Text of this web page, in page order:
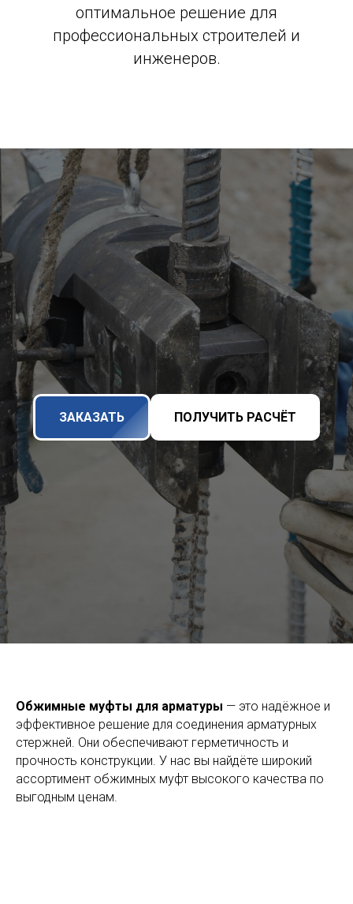
оптимальное решение для
профессиональных строителей и
инженеров.
ЗАКАЗАТЬ ПОЛУЧИТЬ РАСЧЁТ
Обжимные муфты для арматуры — это надёжное и
эффективное решение для соединения арматурных
стержней. Они обеспечивают герметичность и
прочность конструкции. У нас вы найдёте широкий
ассортимент обжимных муфт высокого качества по
выгодным ценам.